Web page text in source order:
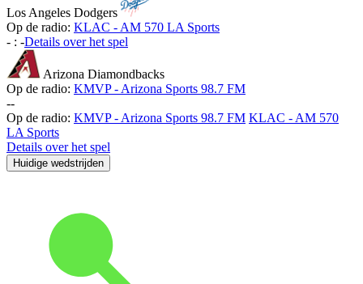
Los Angeles Dodgers
Op de radio: KLAC - AM 570 LA Sports
- : -Details over het spel
Arizona Diamondbacks
Op de radio: KMVP - Arizona Sports 98.7 FM
--
Op de radio: KMVP - Arizona Sports 98.7 FM KLAC - AM 570
LA Sports
Details over het spel
Huidige wedstrijden